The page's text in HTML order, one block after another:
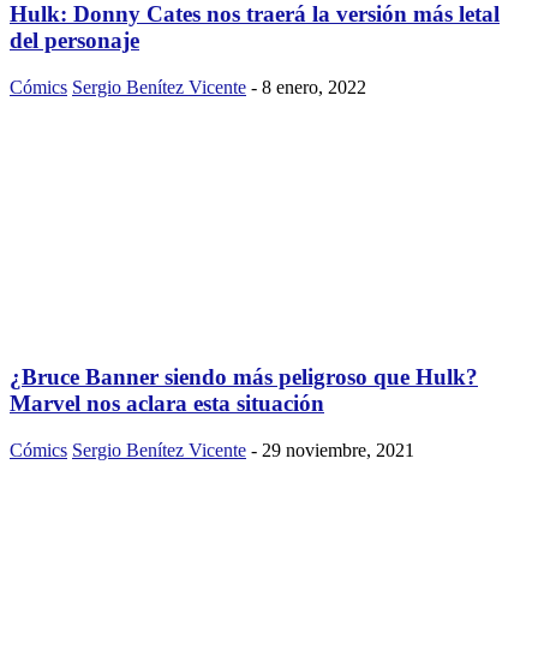
Hulk: Donny Cates nos traerá la versión más letal
del personaje
Cómics Sergio Benítez Vicente - 8 enero, 2022
¿Bruce Banner siendo más peligroso que Hulk?
Marvel nos aclara esta situación
Cómics Sergio Benítez Vicente - 29 noviembre, 2021